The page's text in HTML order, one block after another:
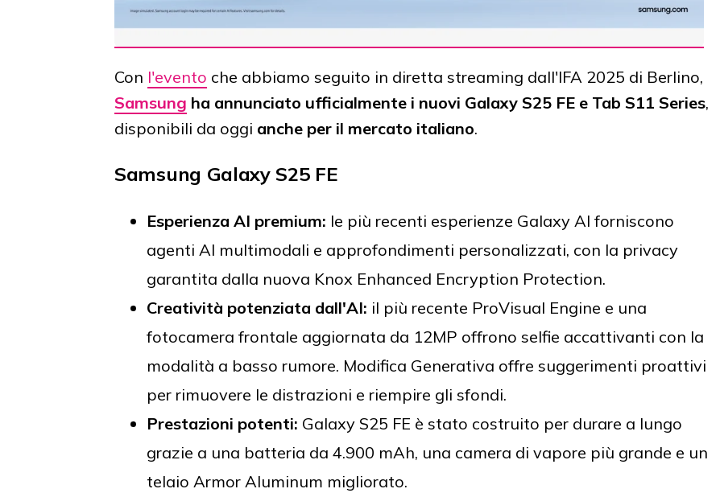
Con l'evento che abbiamo seguito in diretta streaming dall'IFA 2025 di Berlino,
Samsung ha annunciato ufficialmente i nuovi Galaxy S25 FE e Tab S11 Series,
disponibili da oggi anche per il mercato italiano.
Samsung Galaxy S25 FE
Esperienza AI premium: le più recenti esperienze Galaxy AI forniscono
agenti AI multimodali e approfondimenti personalizzati, con la privacy
garantita dalla nuova Knox Enhanced Encryption Protection.
Creatività potenziata dall'AI: il più recente ProVisual Engine e una
fotocamera frontale aggiornata da 12MP offrono selfie accattivanti con la
modalità a basso rumore. Modifica Generativa offre suggerimenti proattivi
per rimuovere le distrazioni e riempire gli sfondi.
Prestazioni potenti: Galaxy S25 FE è stato costruito per durare a lungo
grazie a una batteria da 4.900 mAh, una camera di vapore più grande e un
telaio Armor Aluminum migliorato.